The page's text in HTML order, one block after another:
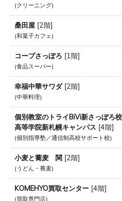
クリーニング
桑田屋 [2階]
和菓子カフェ
コープさっぽろ [1階]
食品スーパー
幸福中華サワダ [2階]
中華料理
個別教室のトライBiVi新さっぽろ
高等学院新札幌キャンパス [4階]
個別指導塾／通信制高校サポート校
小麦と蕎麦 関 [2階]
うどん・蕎麦
KOMEHYO買取センター [4階]
買取専門店